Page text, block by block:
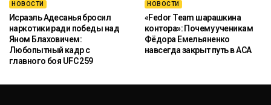
НОВОСТИ
Исраэль Адесанья бросил
наркотики ради победы над
Яном Блаховичем:
Любопытный кадр с
главного боя UFC 259
НОВОСТИ
«Fedor Team шарашкина
контора»: Почему ученикам
Фёдора Емельяненко
навсегда закрыт путь в ACA